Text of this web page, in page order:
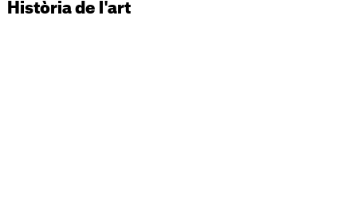
Història de l'art